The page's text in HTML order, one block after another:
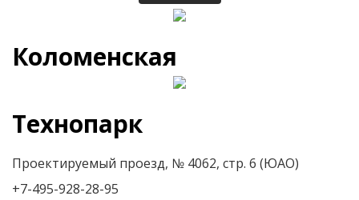
Коломенская
Технопарк
Проектируемый проезд, № 4062, стр. 6 (ЮАО)
+7-495-928-28-95